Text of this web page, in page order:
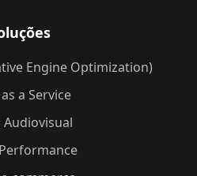
Engine Optimization)
a Service
Audiovisual